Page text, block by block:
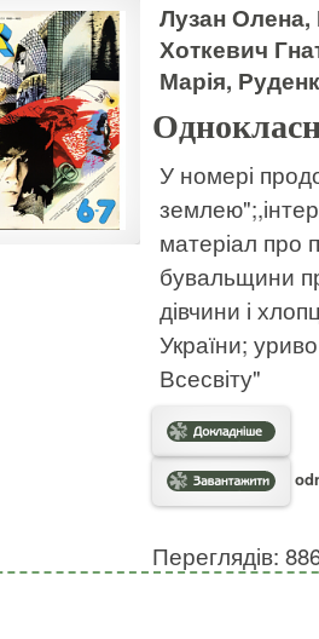
Лузан Олена,
Хоткевич
Марія,
У номері
матеріал про
бувальщини
дівчини і
України;
Всесвіту"
Переглядів: